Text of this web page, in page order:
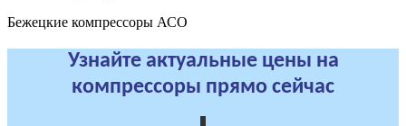
Бежецкие компрессоры АСО
Узнайте актуальные цены на
компрессоры прямо сейчас